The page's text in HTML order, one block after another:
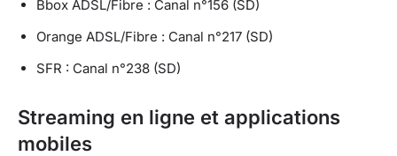
Bbox ADSL/Fibre : Canal n°156 (SD)
Orange ADSL/Fibre : Canal n°217 (SD)
SFR : Canal n°238 (SD)
Streaming en ligne et applications
mobiles